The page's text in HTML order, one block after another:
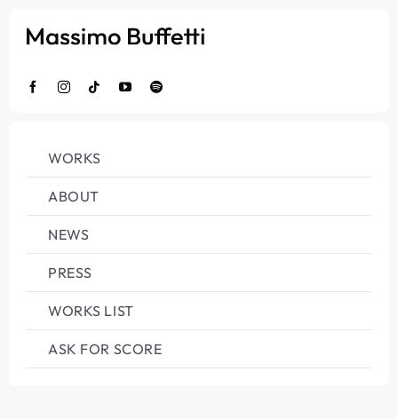
WORKS
ABOUT
NEWS
PRESS
WORKS LIST
ASK FOR SCORE